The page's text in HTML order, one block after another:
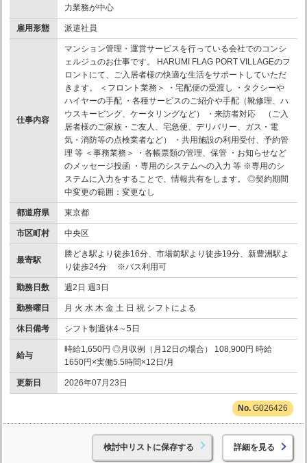
力業務が中心
雇用形態 派遣社員
仕事内容
マンション管理・運営サービスを行っている会社でのコンシ
ェルジュのお仕事です。 HARUMI FLAG PORT VILLAGEのフ
ロントにて、ご入居者様の快適な生活をサポートしていただ
きます。 ＜フロント業務＞ ・宅配便の受渡し ・タクシーや
ハイヤーの手配 ・各種サービスのご紹介や手配（靴修理、ハ
ウスキーピング、ケータリングなど） ・来訪者対応 （ご入
居者様のご家族・ご友人、宅急便、デリバリー、ガス・電
気・消防等の点検業者など） ・共用施設の利用受付、予約管
理 等 ＜事務業務＞ ・各帳票類の管理、保管 ・お知らせなど
のメッセージ投函 ・専用のシステムへの入力 等 ※専用のシ
ステムに入力をすることで、情報共有をします。 ◎契約期間
中変更の範囲：変更なし
都道府県 東京都
市区町村 中央区
最寄駅
勝どき駅より徒歩16分、市場前駅より徒歩19分、新豊洲駅よ
り徒歩24分 ※バス利用可
勤務日数 週2日 週3日
勤務曜日 月 火 水 木 金 土 日 祝 シフトによる
休日備考 シフト制週休4～5日
給与
時給1,650円 ◎月収例（月12日の場合） 108,900円 時給
1650円×実働5.5時間×12日/月
更新日 2026年07月23日
G026426
検討中リストに保存する 詳細を見る